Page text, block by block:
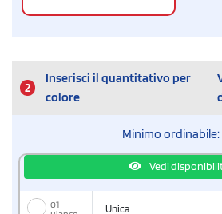
2
Inserisci il quantitativo per
colore
Minimo ordinabile:
Vedi
01
Unica